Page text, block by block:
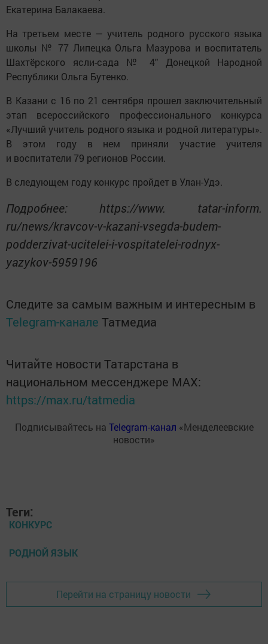
Екатерина Балакаева.
На третьем месте — учитель родного русского языка
школы № 77 Липецка Ольга Мазурова и воспитатель
Шахтёрского ясли-сада № 4″ Донецкой Народной
Республики Ольга Бутенко.
В Казани с 16 по 21 сентября прошел заключительный
этап всероссийского профессионального конкурса
«Лучший учитель родного языка и родной литературы».
В этом году в нем приняли участие учителя
и воспитатели 79 регионов России.
В следующем году конкурс пройдет в Улан-Удэ.
Подробнее: https://www. tatar-inform.
ru/news/kravcov-v-kazani-vsegda-budem-
podderzivat-ucitelei-i-vospitatelei-rodnyx-
yazykov-5959196
Следите за самым важным и интересным в
Telegram-канале Татмедиа
Читайте новости Татарстана в
национальном мессенджере MАХ:
https://max.ru/tatmedia
Подписывайтесь на Telegram-канал «Менделеевские
новости»
Теги:
КОНКУРС
РОДНОЙ ЯЗЫК
Перейти на страницу новости